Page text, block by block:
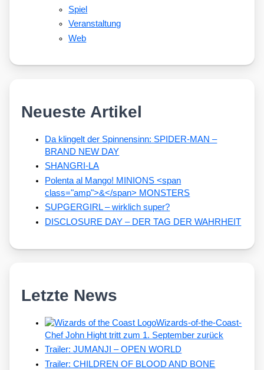
Spiel
Veranstaltung
Web
Neueste Artikel
Da klingelt der Spinnensinn: SPIDER-MAN –
BRAND NEW DAY
SHANGRI-LA
Polenta al Mango! MINIONS <span
class="amp">&</span> MONSTERS
SUPGERGIRL – wirklich super?
DISCLOSURE DAY – DER TAG DER WAHRHEIT
Letzte News
Wizards-of-the-Coast-
Chef John Hight tritt zum 1. September zurück
Trailer: JUMANJI – OPEN WORLD
Trailer: CHILDREN OF BLOOD AND BONE